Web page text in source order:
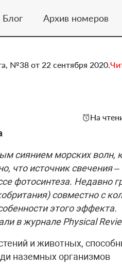
Блог Архив номеров
№38 от 22 сентября 2020.
На
сиянием морских волн,
что источник свечения
фотосинтеза. Недавно
совместно с
этого эффекта.
в журнале Physical
и животных,
наземных организмов